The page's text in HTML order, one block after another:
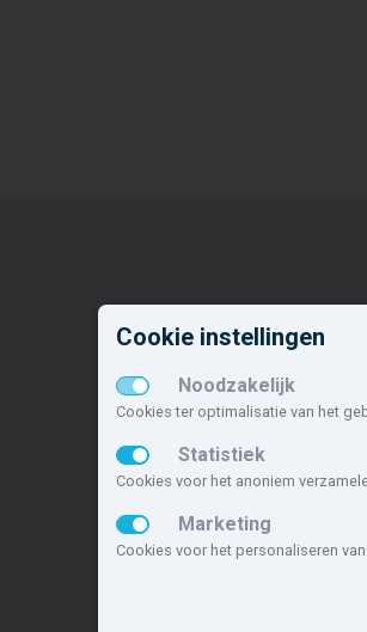
Nieuwbouw
gemeente
Alle nieuwbouw
Actuele
Toekomstige
Koopwoningen
Cookie instellingen
Noodzakelijk
Cookies ter optimalisatie van het
Statistiek
Cookies voor het anoniem
Marketing
Cookies voor het personaliseren